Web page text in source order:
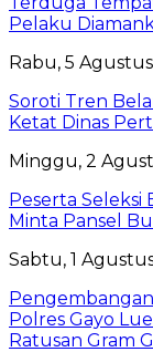
Pelaku
Rabu, 5
Soroti Tren
Ketat Dinas
Minggu, 2
Peserta Seleksi
Minta Pansel
Sabtu, 1
Polres Gayo
Ratusan Gram